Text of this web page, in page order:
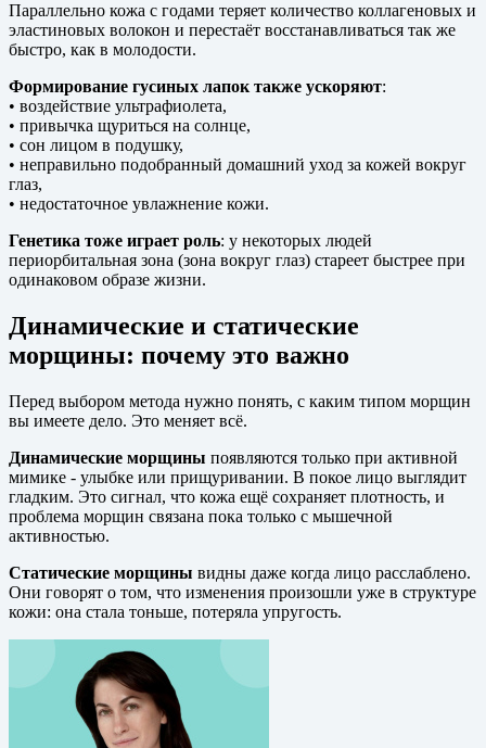
Параллельно кожа с годами теряет количество коллагеновых и
эластиновых волокон и перестаёт восстанавливаться так же
быстро, как в молодости.
Формирование гусиных лапок также ускоряют:
• воздействие ультрафиолета,
• привычка щуриться на солнце,
• сон лицом в подушку,
• неправильно подобранный домашний уход за кожей вокруг
глаз,
• недостаточное увлажнение кожи.
Генетика тоже играет роль: у некоторых людей
периорбитальная зона (зона вокруг глаз) стареет быстрее при
одинаковом образе жизни.
Динамические и статические
морщины: почему это важно
Перед выбором метода нужно понять, с каким типом морщин
вы имеете дело. Это меняет всё.
Динамические морщины появляются только при активной
мимике - улыбке или прищуривании. В покое лицо выглядит
гладким. Это сигнал, что кожа ещё сохраняет плотность, и
проблема морщин связана пока только с мышечной
активностью.
Статические морщины видны даже когда лицо расслаблено.
Они говорят о том, что изменения произошли уже в структуре
кожи: она стала тоньше, потеряла упругость.